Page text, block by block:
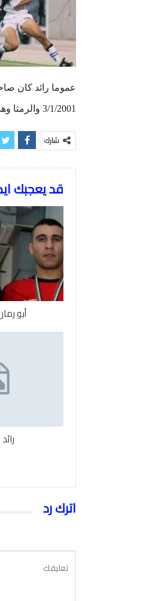
عموما رائد كان
3/1/2001 والرمثا وهدفين بمرمى الكرمل ليبقى اسمه خالد في كشوفات تاريخ الفريق الكحلي.
شارك
قد يعجبك
أبو
اترك رد